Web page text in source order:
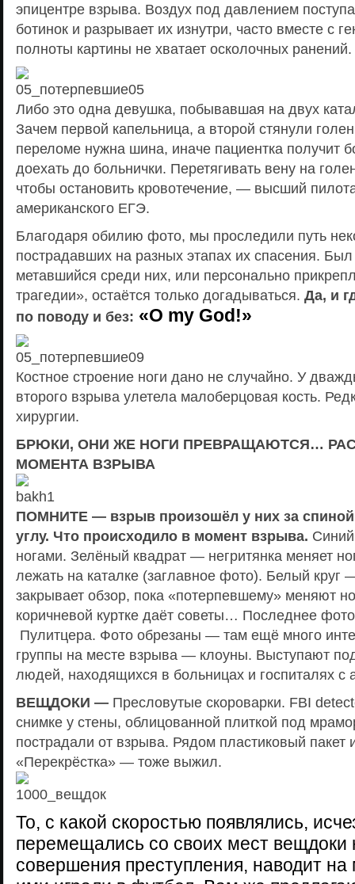
эпицентре взрыва. Воздух под давлением
ботинок и разрывает их изнутри, часто вместе с
полноты картины не хватает осколочных ранений.
Либо это одна девушка, побывавшая на двух
Зачем первой капельница, а второй стянули
переломе нужна шина, иначе пациентка получит
доехать до больнички. Перетягивать вену на
чтобы остановить кровотечение, — высший
американского ЕГЭ.
Благодаря обилию фото, мы проследили путь
пострадавших на разных этапах их спасения.
метавшийся среди них, или персонально
трагедии», остаётся только догадываться. Да, и
по поводу и без: «O my God!»
Костное строение ноги дано не случайно. У
второго взрыва улетела малоберцовая кость.
хирургии.
БРЮКИ, ОНИ ЖЕ НОГИ ПРЕВРАЩАЮТСЯ…
МОМЕНТА ВЗРЫВА
ПОМНИТЕ — взрыв произошёл у них за
углу. Что происходило в момент взрыва.
ногами. Зелёный квадрат — негритянка меняет
лежать на каталке (заглавное фото). Белый круг
закрывает обзор, пока «потерпевшему» меняют
коричневой куртке даёт советы… Последнее
Пулитцера. Фото обрезаны — там ещё много
группы на месте взрыва — клоуны. Выступают
людей, находящихся в больницах и госпиталях с
ВЕЩДОКИ — Пресловутые скороварки. FBI
снимке у стены, облицованной плиткой под
пострадали от взрыва. Рядом пластиковый пакет
«Перекрёстка» — тоже выжил.
То, с какой скоростью появлялись,
перемещались со своих мест вещдоки
совершения преступления, наводит